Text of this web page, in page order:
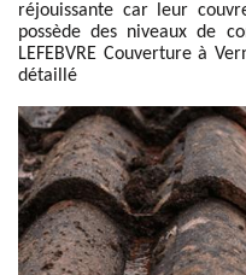
réjouissante car leur
possède des niveaux de
LEFEBVRE Couverture à
détaillé